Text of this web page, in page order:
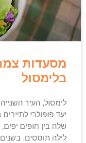
מסעדות
בלימסול
לימסול, העיר
יעד פופולרי
שלה בין חופים יפים,
לילה תוססים.